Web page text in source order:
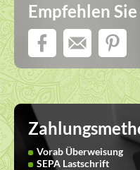
Empfehlen
Vorab Überweisung
SEPA Lastschrift